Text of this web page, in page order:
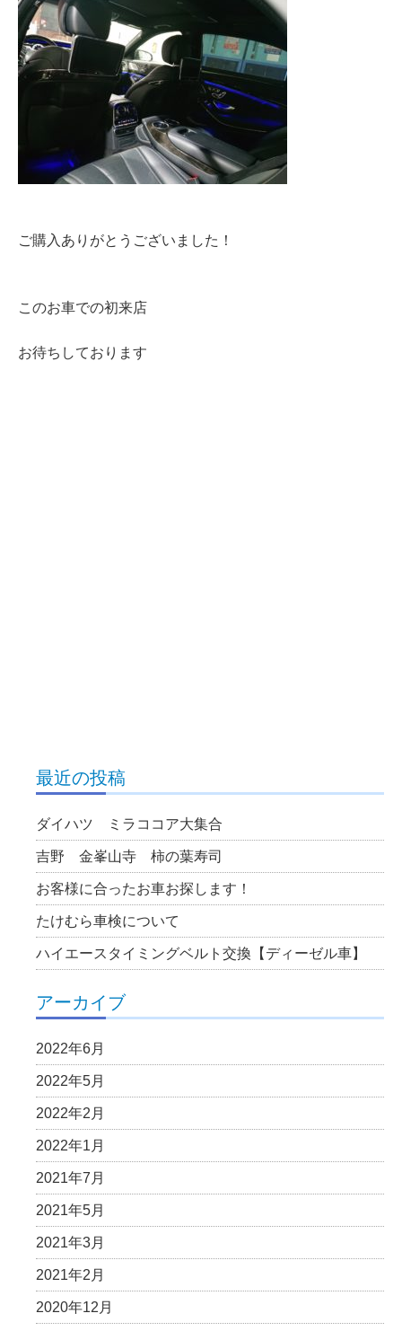
ご購入ありがとうございました！
このお車での初来店
お待ちしております
最近の投稿
ダイハツ ミラココア大集合
吉野 金峯山寺 柿の葉寿司
お客様に合ったお車お探します！
たけむら車検について
ハイエースタイミングベルト交換【ディーゼル車】
アーカイブ
2022年6月
2022年5月
2022年2月
2022年1月
2021年7月
2021年5月
2021年3月
2021年2月
2020年12月